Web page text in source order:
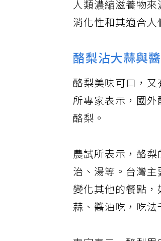
人類濃縮滋養物
消化性和其適合人
酪梨沾大蒜與
酪梨美味可口，
所專家表示，國
酪梨。
農試所表示，酪
治、湯等。台灣
變化其他的餐點
蒜、醬油吃，吃法